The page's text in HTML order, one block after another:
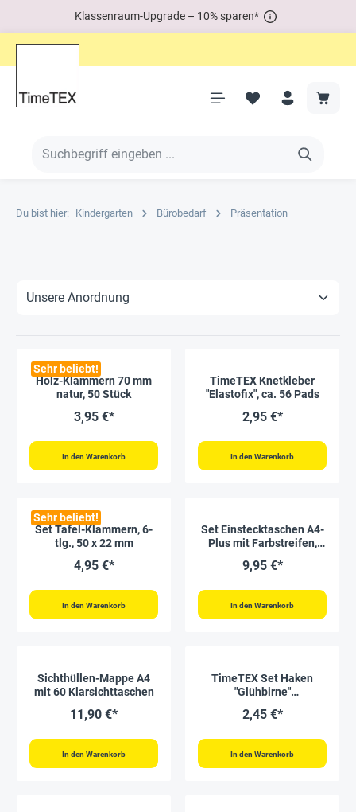
Klassenraum-Upgrade – 10% sparen*
Du bist hier: Kindergarten Bürobedarf Präsentation
Sehr beliebt!
Holz-Klammern 70 mm
natur, 50 Stück
3,95 €*
In den Warenkorb
TimeTEX Knetkleber
"Elastofix", ca. 56 Pads
2,95 €*
In den Warenkorb
Sehr beliebt!
Set Tafel-Klammern, 6-
tlg., 50 x 22 mm
4,95 €*
In den Warenkorb
Set Einstecktaschen A4-
Plus mit Farbstreifen,
9,95 €*
In den Warenkorb
Sichthüllen-Mappe A4
mit 60 Klarsichttaschen
11,90 €*
In den Warenkorb
TimeTEX Set Haken
"Glühbirne"
2,45 €*
In den Warenkorb